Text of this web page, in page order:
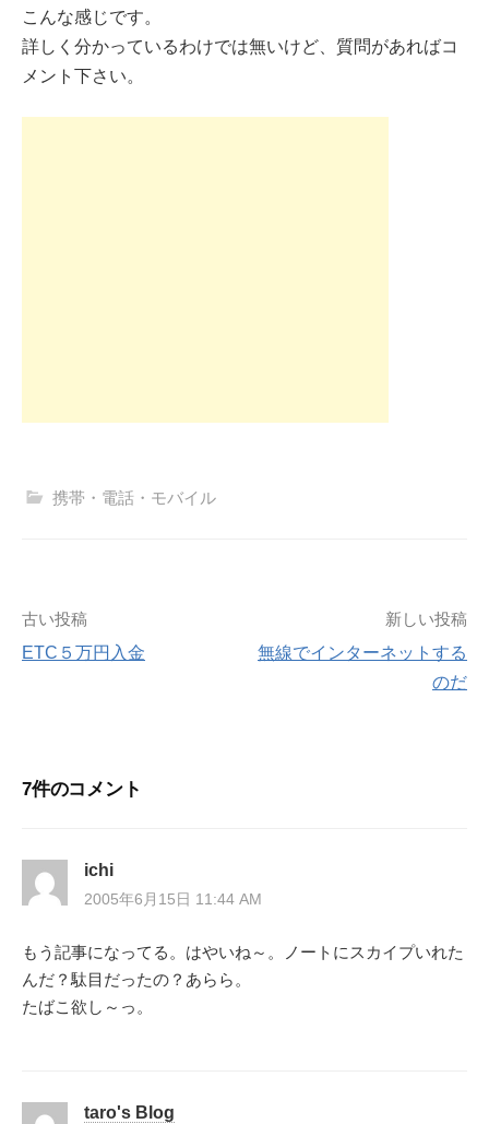
こんな感じです。
詳しく分かっているわけでは無いけど、質問があればコ
メント下さい。
携帯・電話・モバイル
投
ビ
ー
シ
ョ
ン
古い投稿
ETC５万円入金
新しい投稿
無線でインターネットする
のだ
7件のコメント
ichi
2005年6月15日 11:44 AM
もう記事になってる。はやいね～。ノートにスカイプいれた
んだ？駄目だったの？あらら。
たばこ欲し～っ。
taro's Blog